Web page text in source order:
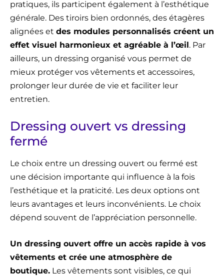
pratiques, ils participent également à l’esthétique
générale. Des tiroirs bien ordonnés, des étagères
alignées et des modules personnalisés créent un
effet visuel harmonieux et agréable à l’œil. Par
ailleurs, un dressing organisé vous permet de
mieux protéger vos vêtements et accessoires,
prolonger leur durée de vie et faciliter leur
entretien.
Dressing ouvert vs dressing
fermé
Le choix entre un dressing ouvert ou fermé est
une décision importante qui influence à la fois
l’esthétique et la praticité. Les deux options ont
leurs avantages et leurs inconvénients. Le choix
dépend souvent de l’appréciation personnelle.
Un dressing ouvert offre un accès rapide à vos
vêtements et crée une atmosphère de
boutique. Les vêtements sont visibles, ce qui